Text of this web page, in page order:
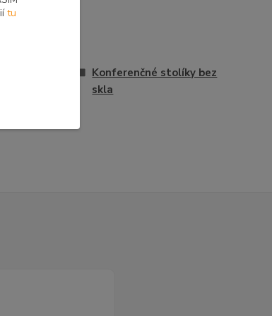
Konferenčné stolíky bez
skla
tu